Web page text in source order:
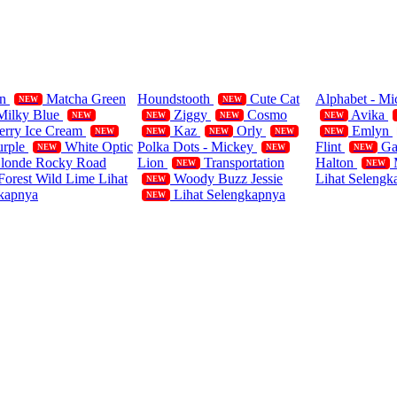
NEW Matcha Green
Blue NEW
Ice Cream NEW
NEW
White Optic
Rocky Road
Wild Lime Lihat
Houndstooth
NEW Cute Cat
NEW Ziggy NEW Cosmo
NEW Kaz NEW Orly NEW
Polka Dots - Mickey NEW
Lion NEW Transportation
NEW Woody Buzz Jessie
NEW Lihat Selengkapnya
Alphabet -
NEW Avika
NEW Emlyn
Flint NEW
Halton NEW
Lihat